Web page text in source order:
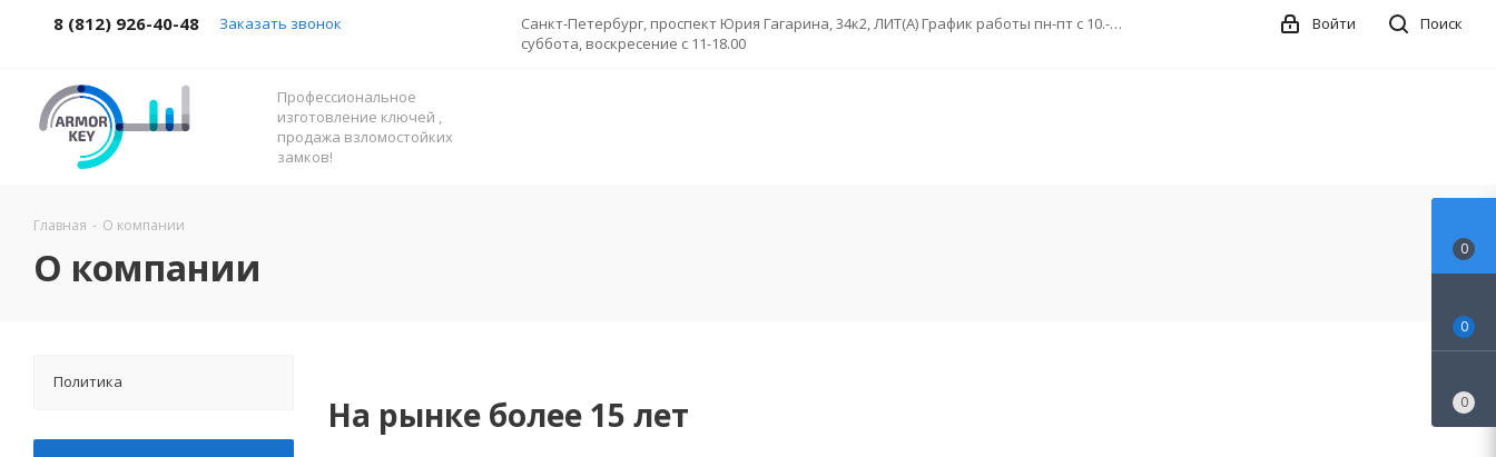
8 (812) 926-40-48 Заказать звонок
Санкт-Петербург, проспект Юрия Гагарина, 34к2, ЛИТ(А) График работы пн-пт с 10.-20.00
суббота, воскресение с 11-18.00
Поиск
Войти
Профессиональное
изготовление ключей ,
продажа взломостойких
замков!
Главная - О компании
О компании
На рынке более 15 лет
Политика
0
0
0